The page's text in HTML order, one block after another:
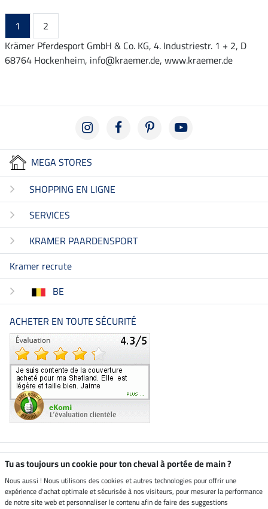
1
2
Krämer Pferdesport GmbH & Co. KG, 4. Industriestr. 1 + 2, D
68764 Hockenheim, info@kraemer.de, www.kraemer.de
MEGA STORES
SHOPPING EN LIGNE
SERVICES
KRAMER PAARDENSPORT
Kramer recrute
BE
ACHETER EN TOUTE SÉCURITÉ
Boutique climatiquement
Livraison par
Tu as toujours un cookie pour ton cheval à portée de main ?
Nous aussi ! Nous utilisons des cookies et autres technologies pour offrir une
expérience d'achat optimale et sécurisée à nos visiteurs, pour mesurer la performance
de notre site web et personnaliser le contenu afin de faire des suggestions